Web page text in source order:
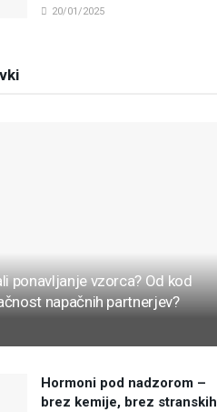
20/01/2025
ponavljanje vzorca? Od kod
napačnih partnerjev?
Hormoni pod nadzorom –
brez kemije, brez stranskih